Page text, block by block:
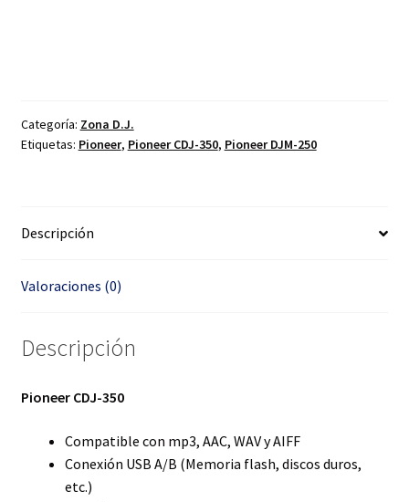
Categoría: Zona D.J.
Etiquetas: Pioneer, Pioneer CDJ-350, Pioneer DJM-250
Descripción
Valoraciones (0)
Descripción
Pioneer CDJ-350
Compatible con mp3, AAC, WAV y AIFF
Conexión USB A/B (Memoria flash, discos duros,
etc.)